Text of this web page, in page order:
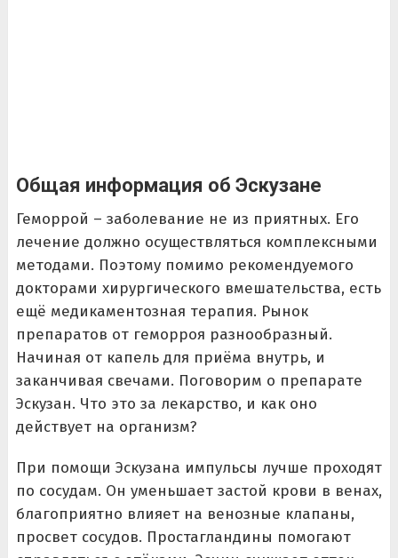
Общая информация об Эскузане
Геморрой – заболевание не из приятных. Его
лечение должно осуществляться комплексными
методами. Поэтому помимо рекомендуемого
докторами хирургического вмешательства, есть
ещё медикаментозная терапия. Рынок
препаратов от геморроя разнообразный.
Начиная от капель для приёма внутрь, и
заканчивая свечами. Поговорим о препарате
Эскузан. Что это за лекарство, и как оно
действует на организм?
При помощи Эскузана импульсы лучше проходят
по сосудам. Он уменьшает застой крови в венах,
благоприятно влияет на венозные клапаны,
просвет сосудов. Простагландины помогают